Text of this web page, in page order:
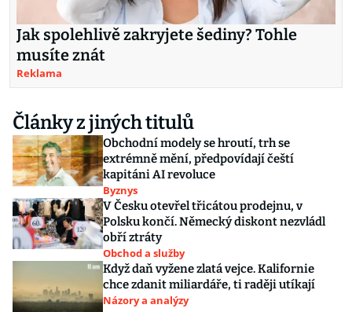
Jak spolehlivě zakryjete šediny? Tohle
musíte znát
Reklama
Články z jiných titulů
Obchodní modely se hroutí, trh se
extrémně mění, předpovídají čeští
kapitáni AI revoluce
Byznys
V Česku otevřel třicátou prodejnu, v
Polsku končí. Německý diskont nezvládl
obří ztráty
Obchod a služby
Když daň vyžene zlatá vejce. Kalifornie
chce zdanit miliardáře, ti raději utíkají
Názory a analýzy